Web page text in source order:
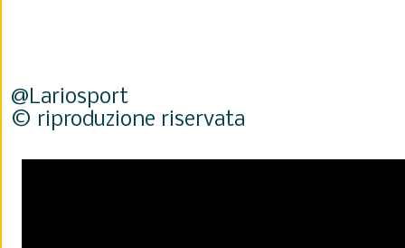
@Lariosport
© riproduzione riservata